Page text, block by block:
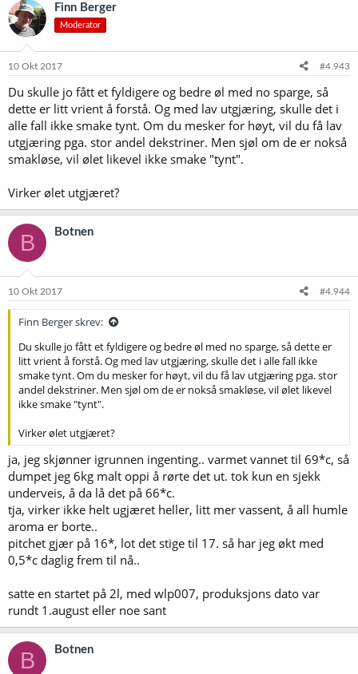
Finn Berger
Moderator
10 Okt 2017 #4.943
Du skulle jo fått et fyldigere og bedre øl med no sparge, så
dette er litt vrient å forstå. Og med lav utgjæring, skulle det i
alle fall ikke smake tynt. Om du mesker for høyt, vil du få lav
utgjæring pga. stor andel dekstriner. Men sjøl om de er nokså
smakløse, vil ølet likevel ikke smake "tynt".
Virker ølet utgjæret?
B Botnen
10 Okt 2017 #4.944
Finn Berger skrev:
Du skulle jo fått et fyldigere og bedre øl med no sparge, så dette er
litt vrient å forstå. Og med lav utgjæring, skulle det i alle fall ikke
smake tynt. Om du mesker for høyt, vil du få lav utgjæring pga. stor
andel dekstriner. Men sjøl om de er nokså smakløse, vil ølet likevel
ikke smake "tynt".
Virker ølet utgjæret?
ja, jeg skjønner igrunnen ingenting.. varmet vannet til 69*c, så
dumpet jeg 6kg malt oppi å rørte det ut. tok kun en sjekk
underveis, å da lå det på 66*c.
tja, virker ikke helt ugjæret heller, litt mer vassent, å all humle
aroma er borte..
pitchet gjær på 16*, lot det stige til 17. så har jeg økt med
0,5*c daglig frem til nå..
satte en startet på 2l, med wlp007, produksjons dato var
rundt 1.august eller noe sant
B Botnen